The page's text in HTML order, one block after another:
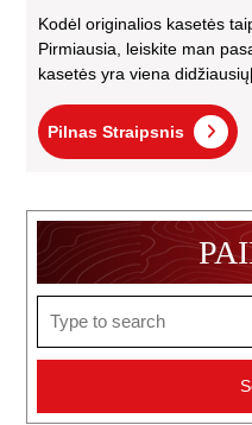
Kodėl originalios kasetės
Pirmiausia, leiskite man
kasetės yra viena
Pilnas Straipsnis
for: